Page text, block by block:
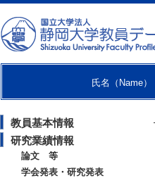
氏名（Name）
教員基本情報
研究業績情報
論文 等
学会発表・研究発表